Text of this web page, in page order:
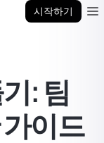
시작하기
: 팀
이드